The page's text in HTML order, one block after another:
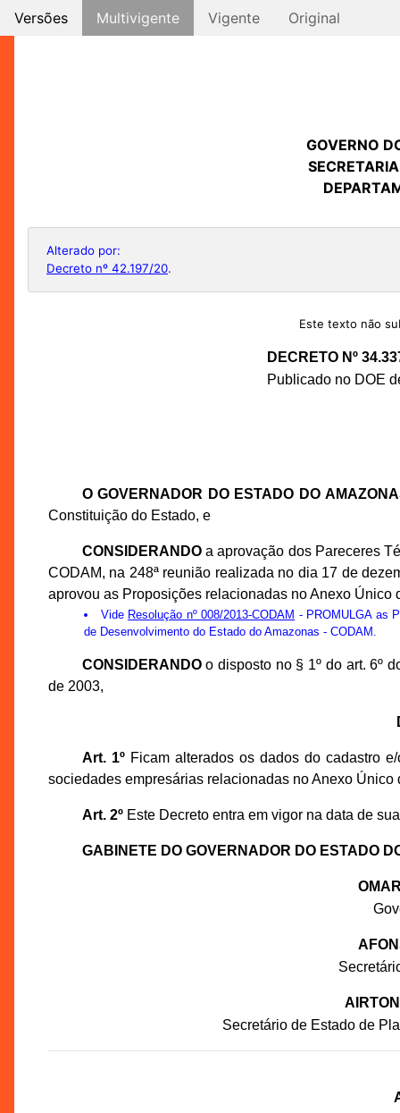
Versões Multivigente Vigente Original
GOVERNO
Alterado por:
Decreto nº 42.197/20.
Este texto não
DECRETO Nº
Publicado no DOE
O GOVERNADOR DO ESTADO DO
Constituição do Estado, e
CONSIDERANDOa aprovação dos Pareceres
CODAM, na 248ª reunião realizada no dia 17 de
aprovou as Proposições relacionadas no Anexo Único
Vide Resolução nº 008/2013-CODAM - PROMULGA as
de Desenvolvimento do Estado do Amazonas - CODAM.
CONSIDERANDOo disposto no § 1º do art. 6º
de 2003,
Art. 1ºFicam alterados os dados do cadastro
sociedades empresárias relacionadas no Anexo Único
Art. 2ºEste Decreto entra em vigor na data de
GABINETE DO GOVERNADOR DO ESTADO
Secretário de Estado de